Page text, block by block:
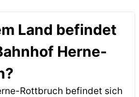
Land befindet
Herne-
Rottbruch befindet sich